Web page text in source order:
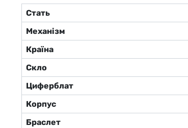
Стать
Механізм
Країна
Скло
Циферблат
Корпус
Браслет